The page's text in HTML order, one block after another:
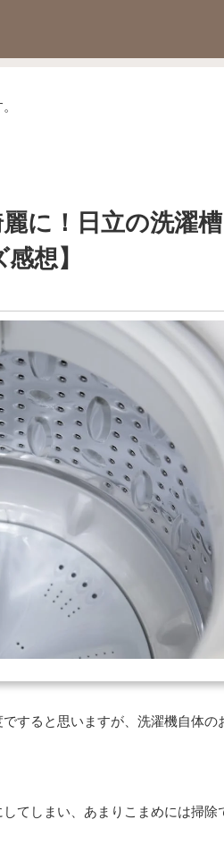
に！日立の洗濯
想】
すると思いますが、洗濯機自体の
てしまい、あまりこまめには掃除